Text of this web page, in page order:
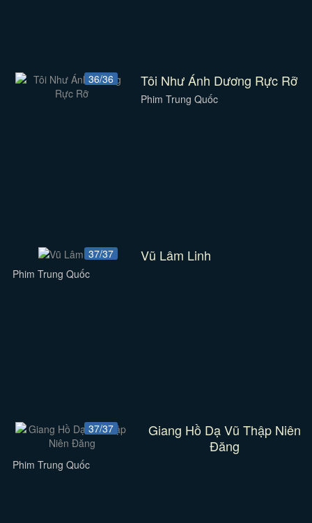
36/36 Tôi Như Ánh Dương Rực Rỡ
Phim Trung Quốc
37/37 Vũ Lâm Linh
Phim Trung Quốc
37/37
Giang Hồ Dạ Vũ Thập Niên
Đăng
Phim Trung Quốc